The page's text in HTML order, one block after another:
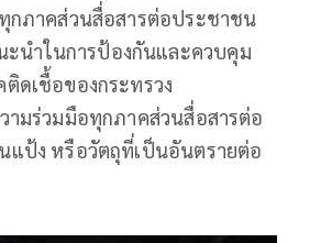
กภาคส่วนสื่อสารต่อประชาชน
นำในการป้องกันและควบคุม
ดเชื้อของกระทรวง
ามร่วมมือทุกภาคส่วนสื่อสารต่อ
แป้ง หรือวัตถุที่เป็นอันตรายต่อ